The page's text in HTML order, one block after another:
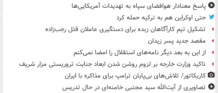
پاسخ معنادار هوافضای سپاه به تهدیدات آمریکایی‌ها
حتی اوکراین هم به ترکیه حمله کرد
تشکیل تیم کارآگاهان زبده برای دستگیری عاملان قتل رجب‌زاده
مقصد جدید پسر زیدان
از این به بعد دیگر نامه‌های استقلال را امضا نمی‌کنم
تاکید وزارت خارجه بر لزوم روشن شدن ابعاد جنایت تروریستی مزار شریف
کاریکاتور/ تلاش‌های بی‌پایان ترامپ برای مذاکره با ایران
تصاویری از آیت‌الله سید مجتبی خامنه‌ای در حال تدریس